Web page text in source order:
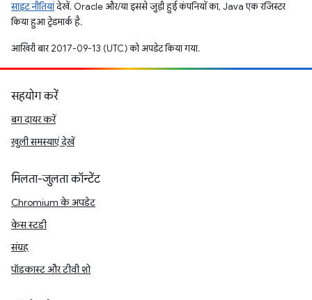
साइट नीतियांदेखें. Oracle और/या इससे जुड़ी हुई कंपनियों का, Java एक रजिस्टर
किया हुआ ट्रेडमार्क है.
आखिरी बार 2017-09-13 (UTC) को अपडेट किया गया.
सहयोग करें
बग दायर करें
खुली समस्याएं देखें
मिलता-जुलता कॉन्टेंट
Chromium के अपडेट
केस स्टडी
संग्रह
पॉडकास्ट और टीवी शो